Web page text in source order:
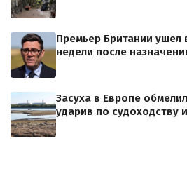
Премьер Британии ушел
недели после
Засуха в Европе
ударив по судоходству